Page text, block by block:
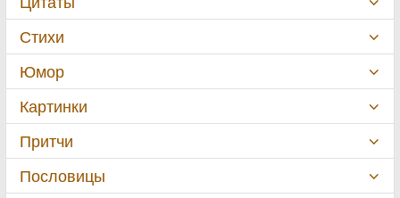
Стихи
Юмор
Картинки
Притчи
Пословицы